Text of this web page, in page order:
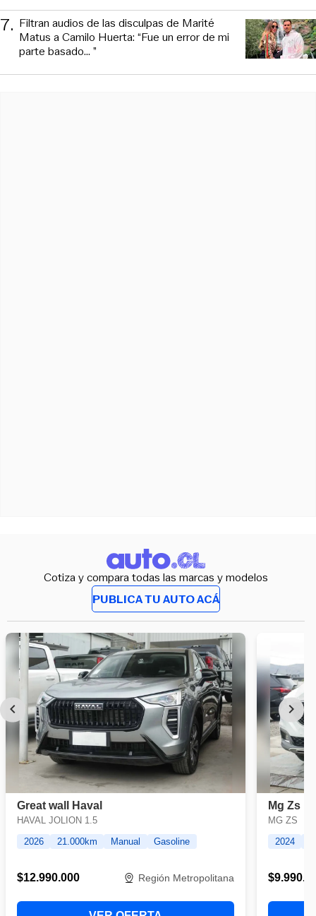
7. Filtran audios de las disculpas de Marité
Matus a Camilo Huerta: “Fue un error de mi
parte basado... ”
Cotiza y compara todas las marcas y modelos
PUBLICA TU AUTO ACÁ